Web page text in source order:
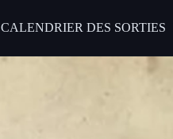
CALENDRIER DES SORTIES